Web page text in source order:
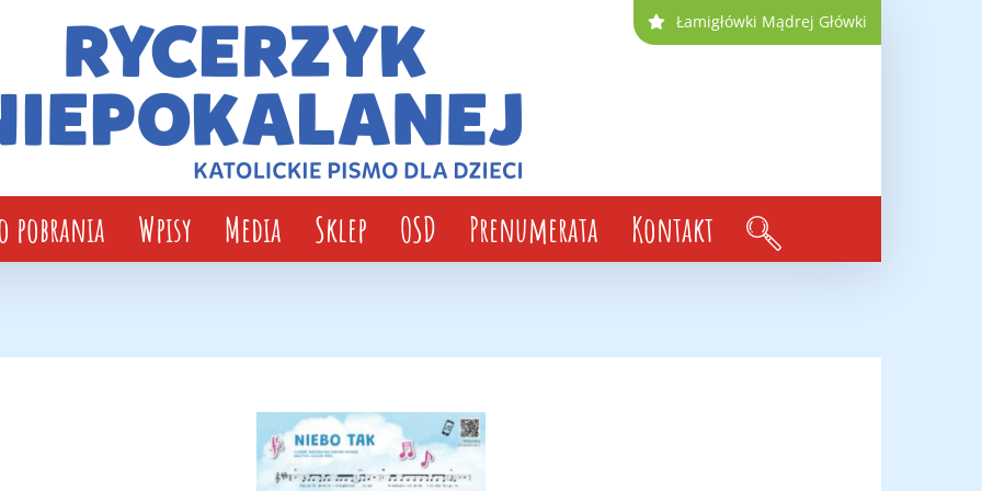
Łamigłówki Mądrej Główki
pobrania Wpisy Media Sklep OSD Prenumerata Kontakt